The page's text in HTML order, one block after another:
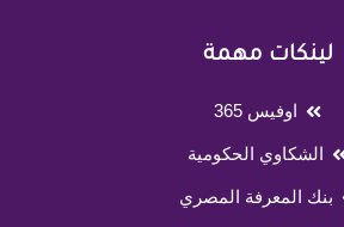
لينكات مهمة
اوفيس 365
الشكاوي الحكومية
بنك المعرفة المصري